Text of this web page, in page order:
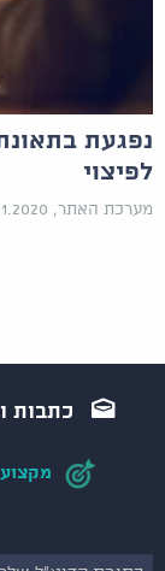
נפגעת
לפיצוי
מערכת האתר, 22.01.2020
כתבות